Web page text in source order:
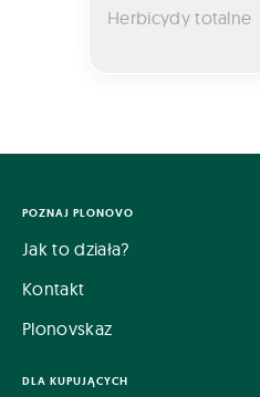
Herbicydy totalne
POZNAJ PLONOVO
Jak to działa?
Kontakt
Plonovskaz
DLA KUPUJĄCYCH